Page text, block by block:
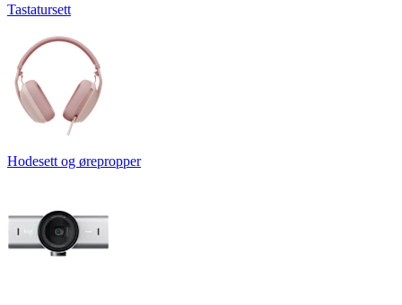
Tastatursett
Hodesett og ørepropper